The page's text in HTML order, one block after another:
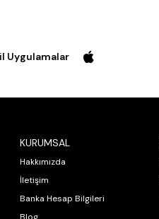
Uygulamalar
KURUMSAL
Hakkımızda
İletişim
Banka Hesap Bilgileri
Blog